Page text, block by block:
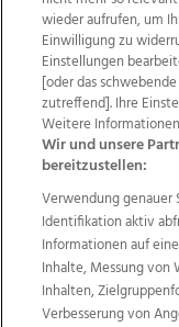
Wir über uns
Datenschutz
AGB Website
Weitere
TV1 di-
Life Radio
OÖN Karriere
Regionaljobs
wieder aufrufen, um
Einwilligung zu
Einstellungen
[oder das
zutreffend]. Ihre
Weitere
Wir und unsere
bereitzustellen:
Verwendung
Identifikation aktiv
Informationen auf
Inhalte, Messung von
Inhalten,
Verbesserung von